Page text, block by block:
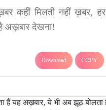
कहीं मिलती नहीं ख़बर, हर
अख़बार देखना!
Download COPY